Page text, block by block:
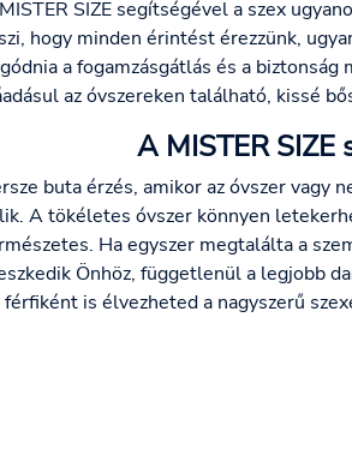
SIZE segítségével a szex
hogy minden érintést érezzünk,
a fogamzásgátlás és a
az óvszereken található, kissé
A MISTER
buta érzés, amikor az óvszer vagy
A tökéletes óvszer könnyen
Ha egyszer megtalálta a
Önhöz, függetlenül a legjobb
férfiként is élvezheted a nagyszerű